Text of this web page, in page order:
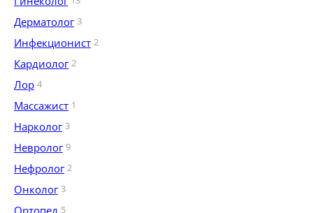
Дерматолог 3
Инфекционист 2
Кардиолог 2
Лор 4
Массажист 1
Нарколог 3
Невролог 9
Нефролог 2
Онколог 3
Ортопед 5